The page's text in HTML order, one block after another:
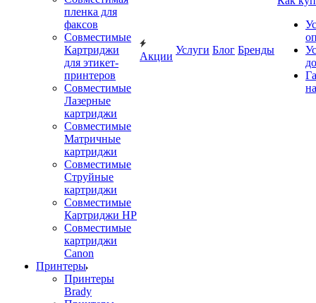
пленка для
факсов
Совместимые
Картриджи
для этикет-
принтеров
Совместимые
Лазерные
картриджи
Совместимые
Матричные
картриджи
Совместимые
Струйные
картриджи
Совместимые
Картриджи HP
Совместимые
картриджи
Canon
Принтеры
Принтеры
Brady
Акции
Услуги Блог Бренды